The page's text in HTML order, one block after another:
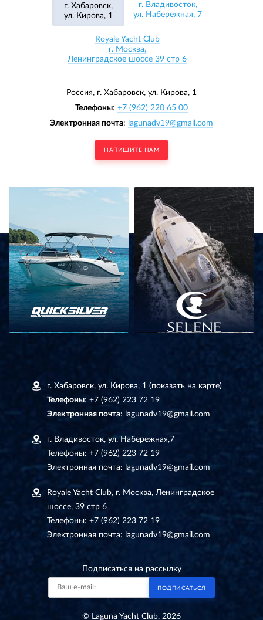
г. Хабаровск,
ул. Кирова, 1
г. Владивосток,
ул. Набережная, 7
Royale Yacht Club
г. Москва,
Ленинградское шоссе 39 стр 6
Россия, г. Хабаровск, ул. Кирова, 1
Телефоны: +7 (962) 220 65 00
Электронная почта: lagunadv19@gmail.com
НАПИШИТЕ НАМ
г. Хабаровск, ул. Кирова, 1 (показать на карте)
Телефоны: +7 (962) 223 72 19
Электронная почта: lagunadv19@gmail.com
г. Владивосток, ул. Набережная,7
Телефоны: +7 (962) 223 72 19
Электронная почта: lagunadv19@gmail.com
Royale Yacht Club, г. Москва, Ленинградское
шоссе, 39 стр 6
Телефоны: +7 (962) 223 72 19
Электронная почта: lagunadv19@gmail.com
Подписаться на рассылку
ПОДПИСАТЬСЯ
© Laguna Yacht Club, 2026